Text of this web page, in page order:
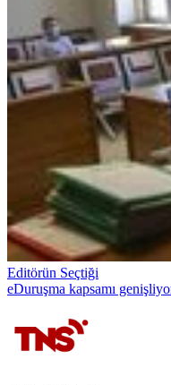
Editörün Seçtiği
eDuruşma kapsamı